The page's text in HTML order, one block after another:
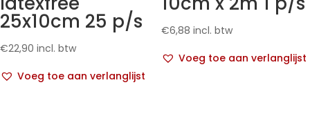
25x10cm 25 p/s
€22,90 incl. btw
Voeg toe aan verlanglijst
€6,88 incl. btw
Voeg toe aan verlanglijst